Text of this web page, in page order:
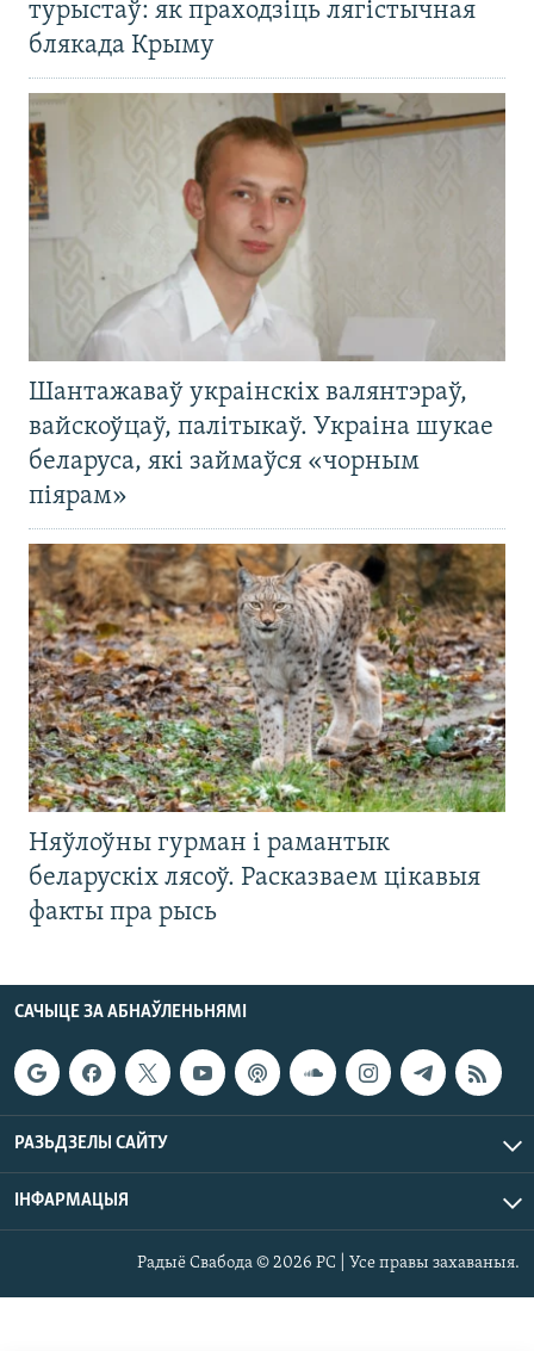
турыстаў: як праходзіць лягістычная
блякада Крыму
Шантажаваў украінскіх валянтэраў,
вайскоўцаў, палітыкаў. Украіна шукае
беларуса, які займаўся «чорным
піярам»
Няўлоўны гурман і рамантык
беларускіх лясоў. Расказваем цікавыя
факты пра рысь
САЧЫЦЕ ЗА АБНАЎЛЕНЬНЯМІ
РАЗЬДЗЕЛЫ САЙТУ
ІНФАРМАЦЫЯ
Радыё Свабода © 2026 РС | Усе правы захаваныя.